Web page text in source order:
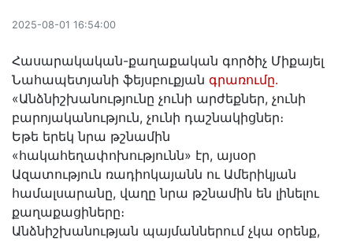
2025-08-01 16:54:00
Հասարակական-քաղաքական գործիչ Միքայել
Նահապետյանի ֆեյսբուքյան գրառումը․
«Անձնիշխանությունը չունի արժեքներ, չունի
բարոյականություն, չունի դաշնակիցներ։
Եթե երեկ նրա թշնամին
«հակահեղափոխությունն» էր, այսօր
Ազատություն ռադիոկայանն ու Ամերիկյան
համալսարանը, վաղը նրա թշնամին են լինելու
քաղաքացիները։
Անձնիշխանության պայմաններում չկա օրենք,